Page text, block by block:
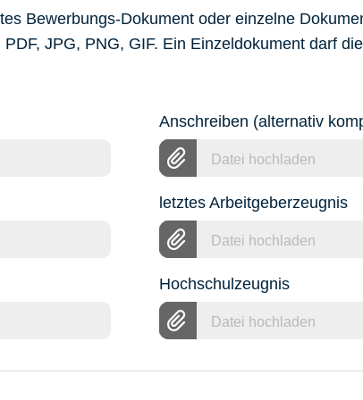
Bewerbungs-Dokument oder einzelne
JPG, PNG, GIF. Ein Einzeldokument darf
Anschreiben (alternativ
Datei hochladen
letztes Arbeitgeberzeugnis
Datei hochladen
Hochschulzeugnis
Datei hochladen